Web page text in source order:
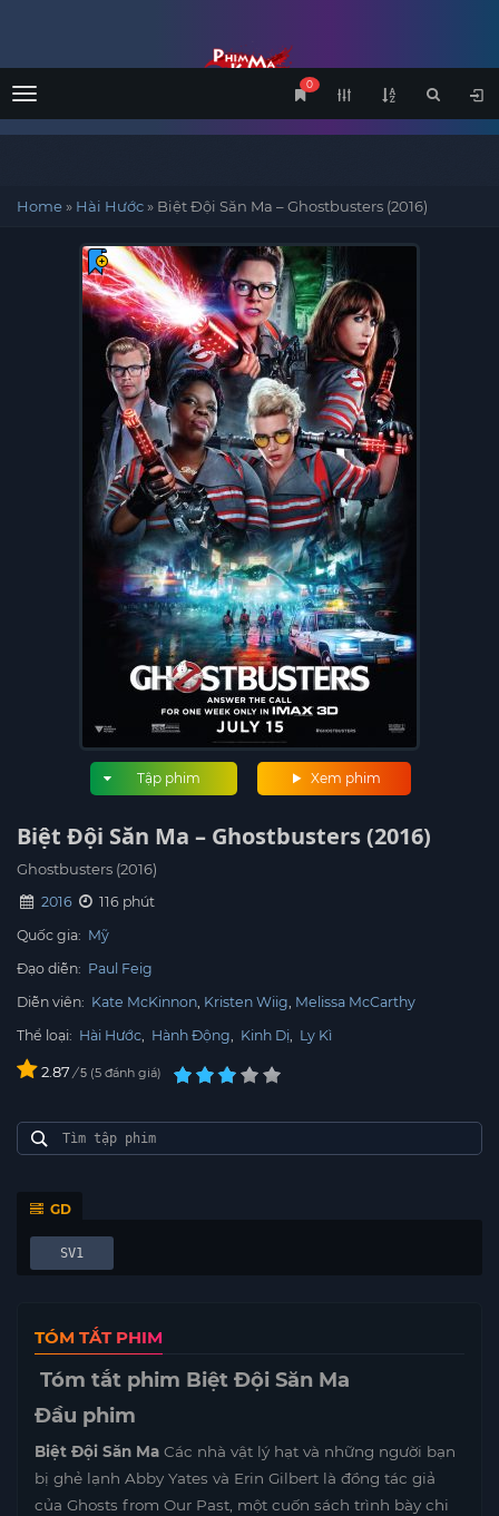
Menu
0
Home» Hài Hước» Biệt Đội Săn Ma – Ghostbusters (2016)
Xem phim
Tập phim
Biệt Đội Săn Ma – Ghostbusters (2016)
Ghostbusters (2016)
2016
116 phút
Quốc gia: Mỹ
Đạo diễn: Paul Feig
Diễn viên: Kate McKinnon Kristen Wiig Melissa McCarthy
Thể loại: Hài Hước, Hành Động, Kinh Dị, Ly Kì
2.87 / 5 5 đánh giá
GD
SV1
TÓM TẮT PHIM
Tóm tắt phim Biệt Đội Săn Ma
Đầu phim
Biệt Đội Săn Ma Các nhà vật lý hạt và những người bạn
bị ghẻ lạnh Abby Yates và Erin Gilbert là đồng tác giả
của Ghosts from Our Past, một cuốn sách trình bày chi